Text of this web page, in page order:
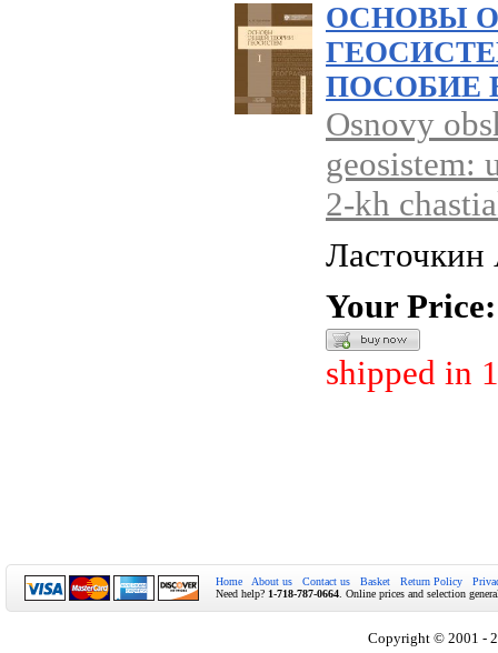
ОСНОВЫ
ПОСОБИЕ
Osnovy
geosistem:
2-kh
Your Price:
shipped in
Home About us Contact us Basket Return Policy
Need help? 1-718-787-0664 . Online prices and selection
Copyright © 2001 -